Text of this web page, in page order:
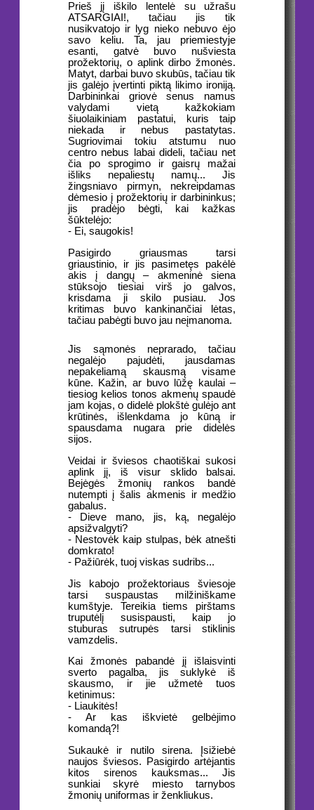
Prieš jį iškilo lentelė su užrašu
ATSARGIAI!, tačiau jis tik
nusikvatojo ir lyg nieko nebuvo ėjo
savo keliu. Ta, jau priemiestyje
esanti, gatvė buvo nušviesta
prožektorių, o aplink dirbo žmonės.
Matyt, darbai buvo skubūs, tačiau tik
jis galėjo įvertinti piktą likimo ironiją.
Darbininkai griovė senus namus
valydami vietą kažkokiam
šiuolaikiniam pastatui, kuris taip
niekada ir nebus pastatytas.
Sugriovimai tokiu atstumu nuo
centro nebus labai dideli, tačiau net
čia po sprogimo ir gaisrų mažai
išliks nepaliestų namų... Jis
žingsniavo pirmyn, nekreipdamas
dėmesio į prožektorių ir darbininkus;
jis pradėjo bėgti, kai kažkas
šūktelėjo:
- Ei, saugokis!
Pasigirdo griausmas tarsi
griaustinio, ir jis pasimetęs pakėlė
akis į dangų – akmeninė siena
stūksojo tiesiai virš jo galvos,
krisdama ji skilo pusiau. Jos
kritimas buvo kankinančiai lėtas,
tačiau pabėgti buvo jau neįmanoma.
Jis sąmonės neprarado, tačiau
negalėjo pajudėti, jausdamas
nepakeliamą skausmą visame
kūne. Kažin, ar buvo lūžę kaulai –
tiesiog kelios tonos akmenų spaudė
jam kojas, o didelė plokštė gulėjo ant
krūtinės, išlenkdama jo kūną ir
spausdama nugara prie didelės
sijos.
Veidai ir šviesos chaotiškai sukosi
aplink jį, iš visur sklido balsai.
Bejėgės žmonių rankos bandė
nutempti į šalis akmenis ir medžio
gabalus.
- Dieve mano, jis, ką, negalėjo
apsižvalgyti?
- Nestovėk kaip stulpas, bėk atnešti
domkrato!
- Pažiūrėk, tuoj viskas sudribs...
Jis kabojo prožektoriaus šviesoje
tarsi suspaustas milžiniškame
kumštyje. Tereikia tiems pirštams
truputėlį susispausti, kaip jo
stuburas sutrupės tarsi stiklinis
vamzdelis.
Kai žmonės pabandė jį išlaisvinti
sverto pagalba, jis suklykė iš
skausmo, ir jie užmetė tuos
ketinimus:
- Liaukitės!
- Ar kas iškvietė gelbėjimo
komandą?!
Sukaukė ir nutilo sirena. Įsižiebė
naujos šviesos. Pasigirdo artėjantis
kitos sirenos kauksmas... Jis
sunkiai skyrė miesto tarnybos
žmonių uniformas ir ženkliukus.